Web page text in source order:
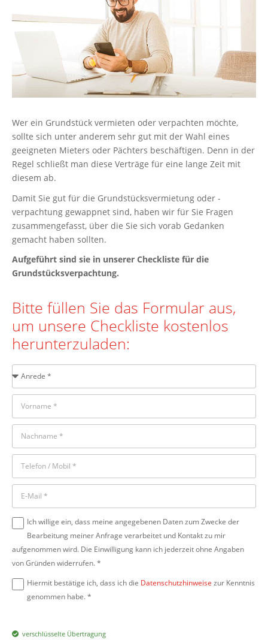
Wer ein Grundstück vermieten oder verpachten möchte,
sollte sich unter anderem sehr gut mit der Wahl eines
geeigneten Mieters oder Pächters beschäftigen. Denn in der
Regel schließt man diese Verträge für eine lange Zeit mit
diesem ab.
Damit Sie gut für die Grundstücksvermietung oder -
verpachtung gewappnet sind, haben wir für Sie Fragen
zusammengefasst, über die Sie sich vorab Gedanken
gemacht haben sollten.
Aufgeführt sind sie in unserer Checkliste für die
Grundstücksverpachtung.
Bitte füllen Sie das Formular aus,
um unsere Checkliste kostenlos
herunterzuladen:
Ich willige ein, dass meine angegebenen Daten zum Zwecke der
Bearbeitung meiner Anfrage verarbeitet und Kontakt zu mir
aufgenommen wird. Die Einwilligung kann ich jederzeit ohne Angaben
von Gründen widerrufen. *
Hiermit bestätige ich, dass ich die Datenschutzhinweise zur Kenntnis
genommen habe. *
verschlüsselte Übertragung